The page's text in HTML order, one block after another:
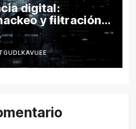
digital:
y filtración
fallas en
del municipio de